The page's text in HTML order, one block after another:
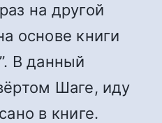
на другой
основе книги
В данный
Шаге, иду
в книге.